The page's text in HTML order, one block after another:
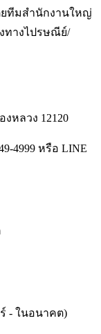
ยทีมสำนักงานใหญ่
ทางไปรษณีย์/
หลวง 12120
4999 หรือ LINE
- ในอนาคต)